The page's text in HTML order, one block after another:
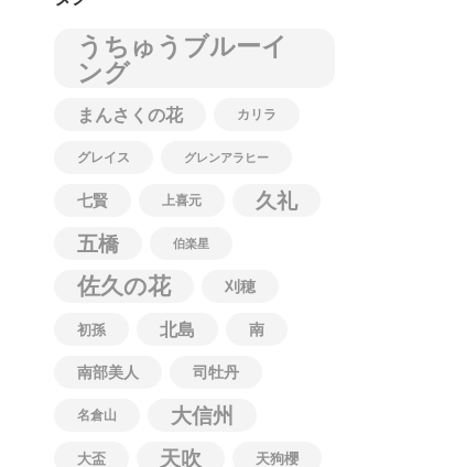
うちゅうブルーイ
ング
まんさくの花 カリラ
グレイス グレンアラヒー
七賢 上喜元
久礼
五橋
伯楽星
佐久の花 刈穂
初孫 北島 南
南部美人 司牡丹
名倉山 大信州
大盃 天吹 天狗櫻